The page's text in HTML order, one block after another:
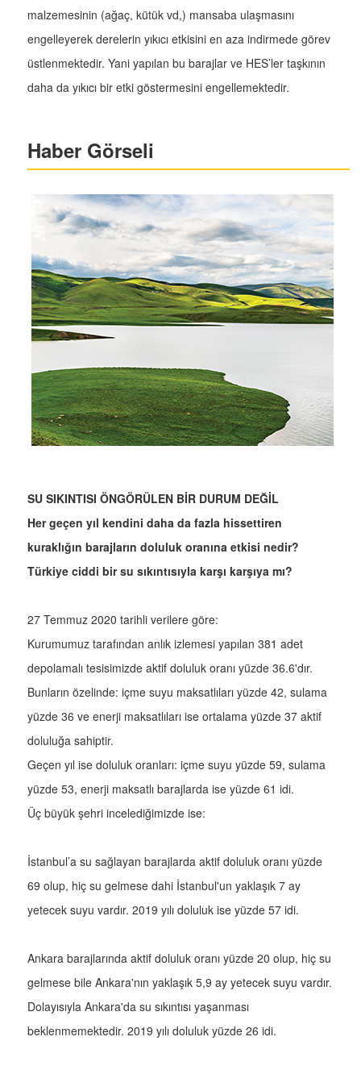
malzemesinin (ağaç, kütük vd,) mansaba ulaşmasını
engelleyerek derelerin yıkıcı etkisini en aza indirmede görev
üstlenmektedir. Yani yapılan bu barajlar ve HES’ler taşkının
daha da yıkıcı bir etki göstermesini engellemektedir.
Haber Görseli
SU SIKINTISI ÖNGÖRÜLEN BİR DURUM DEĞİL
Her geçen yıl kendini daha da fazla hissettiren
kuraklığın barajların doluluk oranına etkisi nedir?
Türkiye ciddi bir su sıkıntısıyla karşı karşıya mı?
27 Temmuz 2020 tarihli verilere göre:
Kurumumuz tarafından anlık izlemesi yapılan 381 adet
depolamalı tesisimizde aktif doluluk oranı yüzde 36.6'dır.
Bunların özelinde: içme suyu maksatlıları yüzde 42, sulama
yüzde 36 ve enerji maksatlıları ise ortalama yüzde 37 aktif
doluluğa sahiptir.
Geçen yıl ise doluluk oranları: içme suyu yüzde 59, sulama
yüzde 53, enerji maksatlı barajlarda ise yüzde 61 idi.
Üç büyük şehri incelediğimizde ise:
İstanbul’a su sağlayan barajlarda aktif doluluk oranı yüzde
69 olup, hiç su gelmese dahi İstanbul'un yaklaşık 7 ay
yetecek suyu vardır. 2019 yılı doluluk ise yüzde 57 idi.
Ankara barajlarında aktif doluluk oranı yüzde 20 olup, hiç su
gelmese bile Ankara'nın yaklaşık 5,9 ay yetecek suyu vardır.
Dolayısıyla Ankara'da su sıkıntısı yaşanması
beklenmemektedir. 2019 yılı doluluk yüzde 26 idi.